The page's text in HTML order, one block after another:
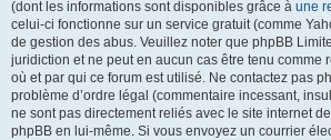
(dont les informations sont disponibles grâce à une
celui-ci fonctionne sur un service gratuit (comme
de gestion des abus. Veuillez noter que phpBB
juridiction et ne peut en aucun cas être tenu comme
où et par qui ce forum est utilisé. Ne contactez pas
problème d’ordre légal (commentaire incessant,
ne sont pas directement reliés avec le site internet
phpBB en lui-même. Si vous envoyez un courrier